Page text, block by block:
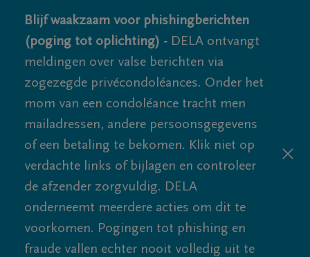
Blijf waakzaam voor phishingberichten
(poging tot oplichting) - DELA ontvangt
meldingen over valse berichten via
zogezegde privécondoléances. Onder het
mom van een condoléance tracht men
mailadressen, andere persoonsgegevens
of een betaling te bekomen. Klik niet op
verdachte links of bijlagen en controleer
de afzender zorgvuldig. DELA
onderneemt meerdere acties om dit te
voorkomen. Pogingen tot phishing en
fraude vallen echter nooit volledig uit te